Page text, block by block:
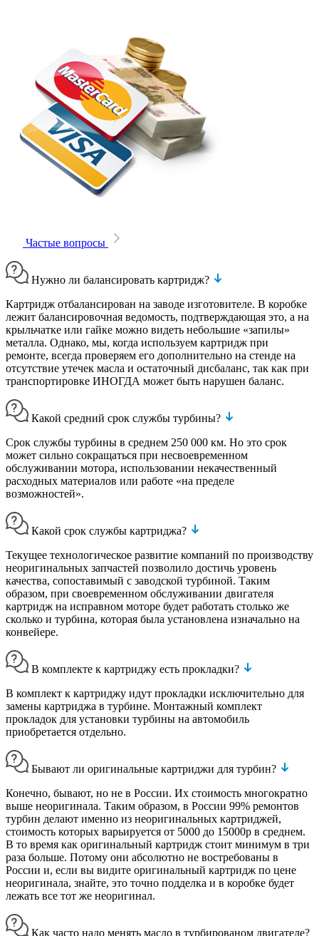
Частые вопросы
Нужно ли балансировать картридж?
Картридж отбалансирован на заводе изготовителе. В коробке
лежит балансировочная ведомость, подтверждающая это, а на
крыльчатке или гайке можно видеть небольшие «запилы»
металла. Однако, мы, когда используем картридж при
ремонте, всегда проверяем его дополнительно на стенде на
отсутствие утечек масла и остаточный дисбаланс, так как при
транспортировке ИНОГДА может быть нарушен баланс.
Какой средний срок службы турбины?
Срок службы турбины в среднем 250 000 км. Но это срок
может сильно сокращаться при несвоевременном
обслуживании мотора, использовании некачественный
расходных материалов или работе «на пределе
возможностей».
Какой срок службы картриджа?
Текущее технологическое развитие компаний по производству
неоригинальных запчастей позволило достичь уровень
качества, сопоставимый с заводской турбиной. Таким
образом, при своевременном обслуживании двигателя
картридж на исправном моторе будет работать столько же
сколько и турбина, которая была установлена изначально на
конвейере.
В комплекте к картриджу есть прокладки?
В комплект к картриджу идут прокладки исключительно для
замены картриджа в турбине. Монтажный комплект
прокладок для установки турбины на автомобиль
приобретается отдельно.
Бывают ли оригинальные картриджи для турбин?
Конечно, бывают, но не в России. Их стоимость многократно
выше неоригинала. Таким образом, в России 99% ремонтов
турбин делают именно из неоригинальных картриджей,
стоимость которых варьируется от 5000 до 15000р в среднем.
В то время как оригинальный картридж стоит минимум в три
раза больше. Потому они абсолютно не востребованы в
России и, если вы видите оригинальный картридж по цене
неоригинала, знайте, это точно подделка и в коробке будет
лежать все тот же неоригинал.
Как часто надо менять масло в турбированом двигателе?